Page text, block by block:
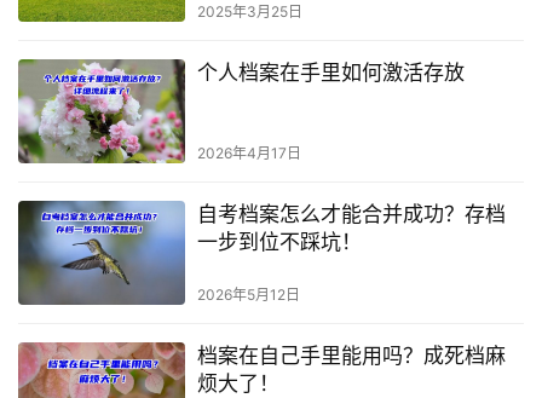
2025年3月25日
个人档案在手里如何激活存放
2026年4月17日
自考档案怎么才能合并成功？存档
一步到位不踩坑！
2026年5月12日
档案在自己手里能用吗？成死档麻
烦大了！